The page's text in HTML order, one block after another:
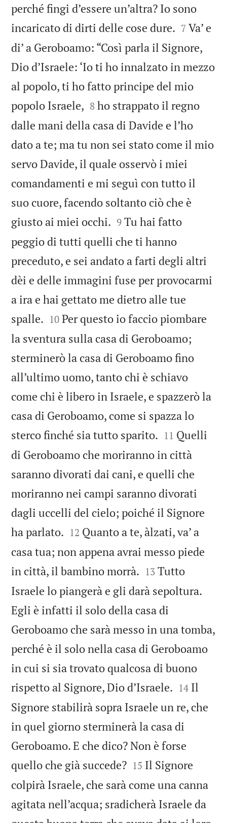
perché fingi d’essere un’altra? Io sono
incaricato di dirti delle cose dure. 

7 Va’ e
di’ a Geroboamo: “Così parla il Signore,
Dio d’Israele: ‘Io ti ho innalzato in mezzo
al popolo, ti ho fatto principe del mio
popolo Israele, 

8 ho strappato il regno
dalle mani della casa di Davide e l’ho
dato a te; ma tu non sei stato come il mio
servo Davide, il quale osservò i miei
comandamenti e mi seguì con tutto il
suo cuore, facendo soltanto ciò che è
giusto ai miei occhi. 

9 Tu hai fatto
peggio di tutti quelli che ti hanno
preceduto, e sei andato a farti degli altri
dèi e delle immagini fuse per provocarmi
a ira e hai gettato me dietro alle tue
spalle. 

10 Per questo io faccio piombare
la sventura sulla casa di Geroboamo;
sterminerò la casa di Geroboamo fino
all’ultimo uomo, tanto chi è schiavo
come chi è libero in Israele, e spazzerò la
casa di Geroboamo, come si spazza lo
sterco finché sia tutto sparito. 

11 Quelli
di Geroboamo che moriranno in città
saranno divorati dai cani, e quelli che
moriranno nei campi saranno divorati
dagli uccelli del cielo; poiché il Signore
ha parlato. 

12 Quanto a te, àlzati, va’ a
casa tua; non appena avrai messo piede
in città, il bambino morrà. 

13 Tutto
Israele lo piangerà e gli darà sepoltura.
Egli è infatti il solo della casa di
Geroboamo che sarà messo in una tomba,
perché è il solo nella casa di Geroboamo
in cui si sia trovato qualcosa di buono
rispetto al Signore, Dio d’Israele. 

14 Il
Signore stabilirà sopra Israele un re, che
in quel giorno sterminerà la casa di
Geroboamo. E che dico? Non è forse
quello che già succede?
15 Il Signore
colpirà Israele, che sarà come una canna
agitata nell’acqua; sradicherà Israele da